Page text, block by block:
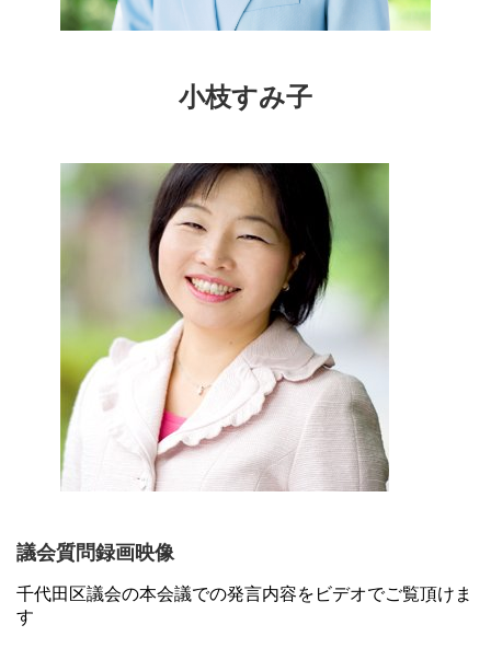
小枝すみ子
議会質問録画映像
千代田区議会の本会議での発言内容をビデオでご覧頂けま
す